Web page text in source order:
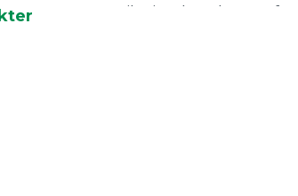
garantibetingelser, der er anført